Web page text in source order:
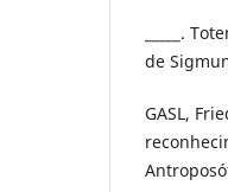
_____.
de
GASL,